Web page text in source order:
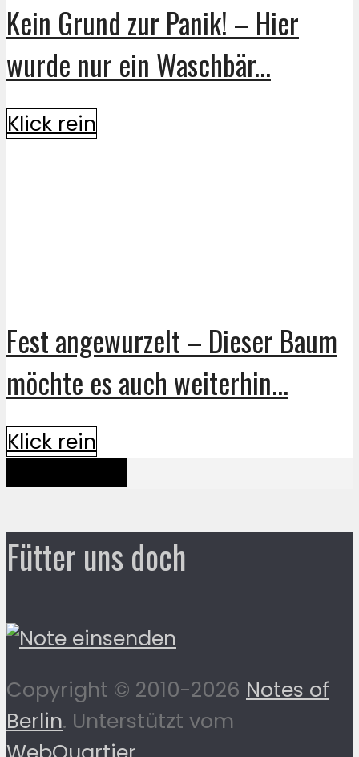
Kein Grund zur Panik! – Hier
wurde nur ein Waschbär...
Klick rein
Fest angewurzelt – Dieser Baum
möchte es auch weiterhin...
Klick rein
Fütter uns doch
Copyright © 2010-2026 Notes of
Berlin. Unterstützt vom